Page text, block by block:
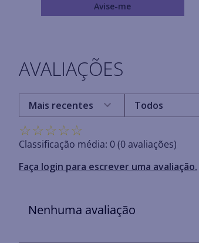
Avise-me
AVALIAÇÕES
☆☆☆☆☆
Classificação média: 0(0 avaliações)
Faça login para escrever uma avaliação.
Mais recentes Todos
Nenhuma avaliação